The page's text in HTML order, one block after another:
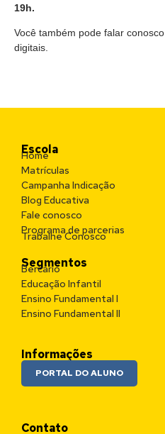
19h.
Você também pode falar
digitais.
Escola
Home
Matrículas
Campanha Indicação
Blog Educativa
Fale conosco
Programa de parcerias
Trabalhe Conosco
Segmentos
Bercário
Educação Infantil
Ensino Fundamental I
Ensino Fundamental II
Informações
PORTAL DO ALUNO
Contato